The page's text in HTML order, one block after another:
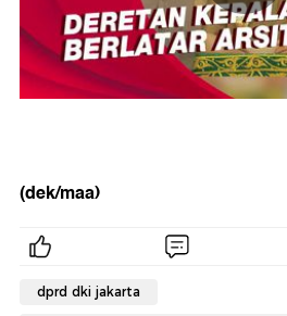
(dek/maa)
dprd dki jakarta